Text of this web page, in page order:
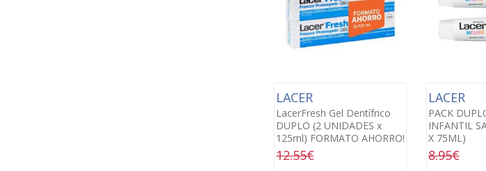
LACER
LacerFresh Gel Dentífrico
DUPLO (2 UNIDADES x
125ml) FORMATO AHORRO!
12.55€
LACER
PACK
INFANTIL
X 75ML)
8.95€